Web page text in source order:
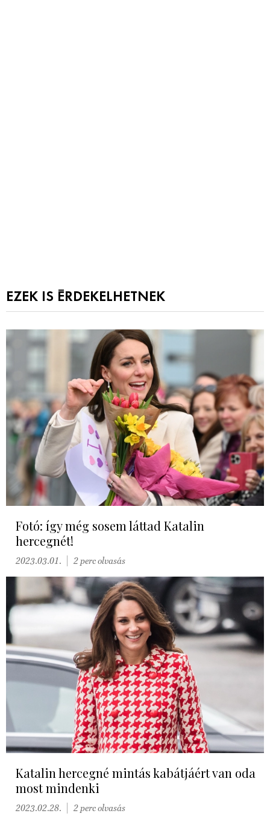
EZEK IS ÉRDEKELHETNEK
Fotó: így még sosem láttad Katalin
hercegnét!
2023.03.01. 2 perc olvasás
Katalin hercegné mintás kabátjáért van oda
most mindenki
2023.02.28. 2 perc olvasás